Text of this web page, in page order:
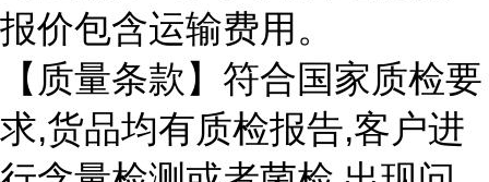
报价包含运输费用。
【质量条款】符合国家质检要
求,货品均有质检报告,客户进